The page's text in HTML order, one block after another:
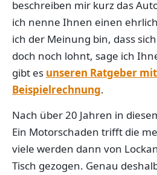
beschreiben mir kurz das
ich nenne Ihnen einen
ich der Meinung bin, dass
doch noch lohnt, sage ich
gibt es unseren Ratgeber
Beispielrechnung.
Nach über 20 Jahren in
Ein Motorschaden trifft die
viele werden dann von
Tisch gezogen. Genau